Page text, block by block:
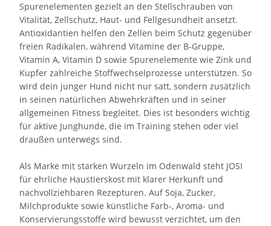
Spurenelementen gezielt an den Stellschrauben von
Vitalität, Zellschutz, Haut- und Fellgesundheit ansetzt.
Antioxidantien helfen den Zellen beim Schutz gegenüber
freien Radikalen, während Vitamine der B-Gruppe,
Vitamin A, Vitamin D sowie Spurenelemente wie Zink und
Kupfer zahlreiche Stoffwechselprozesse unterstützen. So
wird dein junger Hund nicht nur satt, sondern zusätzlich
in seinen natürlichen Abwehrkräften und in seiner
allgemeinen Fitness begleitet. Dies ist besonders wichtig
für aktive Junghunde, die im Training stehen oder viel
draußen unterwegs sind.
Als Marke mit starken Wurzeln im Odenwald steht JOSI
für ehrliche Haustierskost mit klarer Herkunft und
nachvollziehbaren Rezepturen. Auf Soja, Zucker,
Milchprodukte sowie künstliche Farb-, Aroma- und
Konservierungsstoffe wird bewusst verzichtet, um den